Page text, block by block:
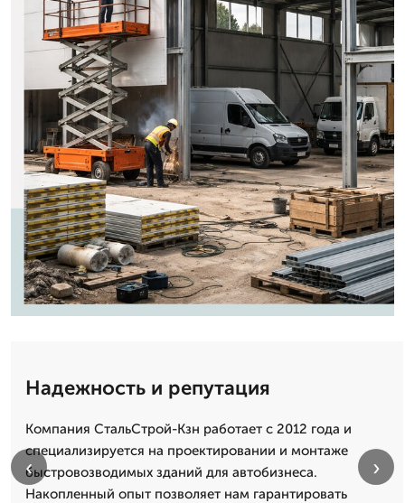
Надежность и репутация
Компания СтальСтрой-Кзн работает с 2012 года и
специализируется на проектировании и монтаже
быстровозводимых зданий для автобизнеса.
Накопленный опыт позволяет нам гарантировать
‹ ›